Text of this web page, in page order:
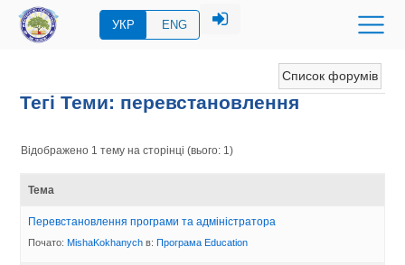
УКР ENG
Список форумів
Тегі Теми: перевстановлення
Відображено 1 тему на сторінці (вього: 1)
Тема
Перевстановлення програми та адміністратора
Почато:MishaKokhanych в:Програма Eduсation